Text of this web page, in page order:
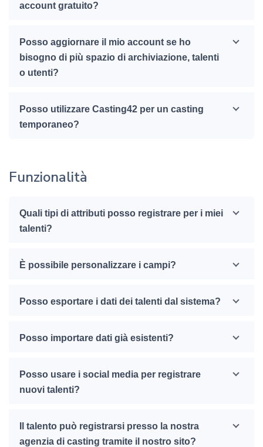
account gratuito?
Posso aggiornare il mio account se ho
bisogno di più spazio di archiviazione, talenti
o utenti?
Posso utilizzare Casting42 per un casting
temporaneo?
Funzionalità
Quali tipi di attributi posso registrare per i miei
talenti?
È possibile personalizzare i campi?
Posso esportare i dati dei talenti dal sistema?
Posso importare dati già esistenti?
Posso usare i social media per registrare
nuovi talenti?
Il talento può registrarsi presso la nostra
agenzia di casting tramite il nostro sito?